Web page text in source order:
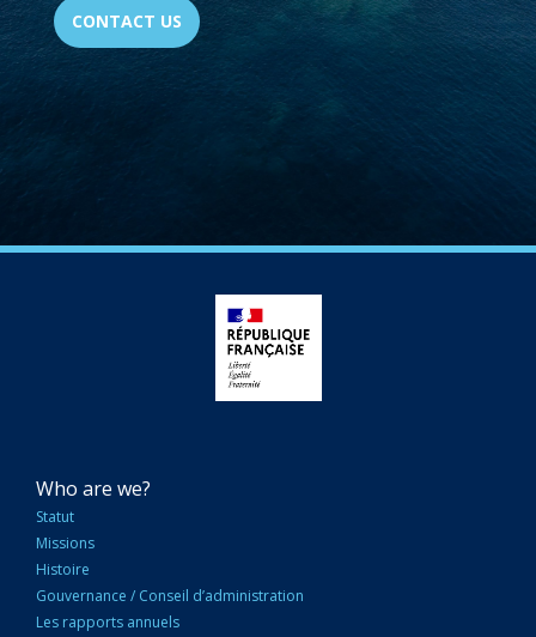
CONTACT US
NAVIGATION
PRINCIPALE
Who are we?
Statut
Missions
Histoire
Gouvernance / Conseil d’administration
Les rapports annuels